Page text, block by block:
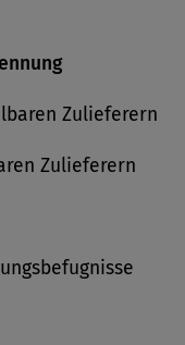
Zulieferern
Zulieferern